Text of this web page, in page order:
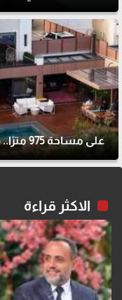
على مساحة 975 مترًا.. فيلا محمد صلاح في طرابزون
الاكثر قراءة